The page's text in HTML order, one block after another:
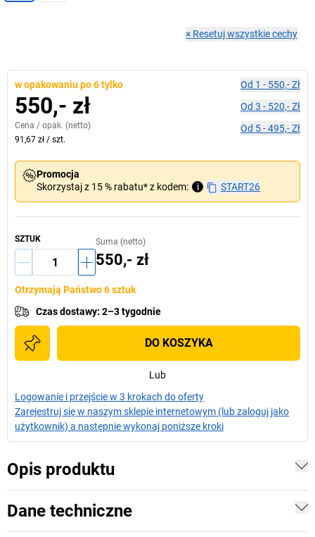
× Resetuj wszystkie cechy
w opakowaniu po 6 tylko
550,- zł
Cena / opak. (netto)
91,67 zł / szt.
Od 1 - 550,- Zł
Od 3 - 520,- Zł
Od 5-495,- Zł
Promocja
Skorzystaj z 15 % rabatu* z kodem:
i START26
SZTUK Suma (netto)
550,- zł
Otrzymają Państwo 6 sztuk
Czas dostawy: 2–3 tygodnie
DO KOSZYKA
Lub
Logowanie i przejście w 3 krokach do oferty
Zarejestruj się w naszym sklepie internetowym (lub zaloguj jako
użytkownik) a następnie wykonaj poniższe kroki
Opis produktu
Dane techniczne